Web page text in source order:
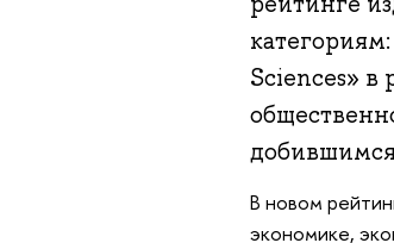
Sciences»
В новом
экономике,